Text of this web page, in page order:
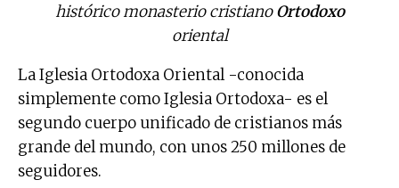
histórico monasterio cristianoOrtodoxo
oriental
La Iglesia Ortodoxa Oriental -conocida
simplemente como Iglesia Ortodoxa- es el
segundo cuerpo unificado de cristianos más
grande del mundo, con unos 250 millones de
seguidores.